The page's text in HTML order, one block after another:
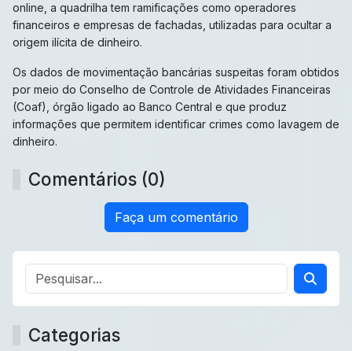
online, a quadrilha tem ramificações como operadores
financeiros e empresas de fachadas, utilizadas para ocultar a
origem ilícita de dinheiro.
Os dados de movimentação bancárias suspeitas foram obtidos
por meio do Conselho de Controle de Atividades Financeiras
(Coaf), órgão ligado ao Banco Central e que produz
informações que permitem identificar crimes como lavagem de
dinheiro.
Comentários (0)
Faça um comentário
Categorias